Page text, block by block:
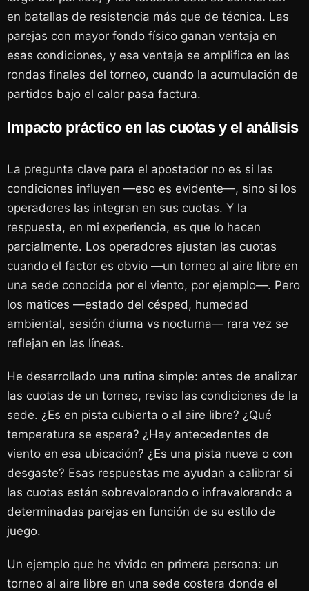
en batallas de resistencia más que de técnica. Las
parejas con mayor fondo físico ganan ventaja en
esas condiciones, y esa ventaja se amplifica en las
rondas finales del torneo, cuando la acumulación de
partidos bajo el calor pasa factura.
Impacto práctico en las cuotas y el análisis
La pregunta clave para el apostador no es si las
condiciones influyen —eso es evidente—, sino si los
operadores las integran en sus cuotas. Y la
respuesta, en mi experiencia, es que lo hacen
parcialmente. Los operadores ajustan las cuotas
cuando el factor es obvio —un torneo al aire libre en
una sede conocida por el viento, por ejemplo—. Pero
los matices —estado del césped, humedad
ambiental, sesión diurna vs nocturna— rara vez se
reflejan en las líneas.
He desarrollado una rutina simple: antes de analizar
las cuotas de un torneo, reviso las condiciones de la
sede. ¿Es en pista cubierta o al aire libre? ¿Qué
temperatura se espera? ¿Hay antecedentes de
viento en esa ubicación? ¿Es una pista nueva o con
desgaste? Esas respuestas me ayudan a calibrar si
las cuotas están sobrevalorando o infravalorando a
determinadas parejas en función de su estilo de
juego.
Un ejemplo que he vivido en primera persona: un
torneo al aire libre en una sede costera donde el